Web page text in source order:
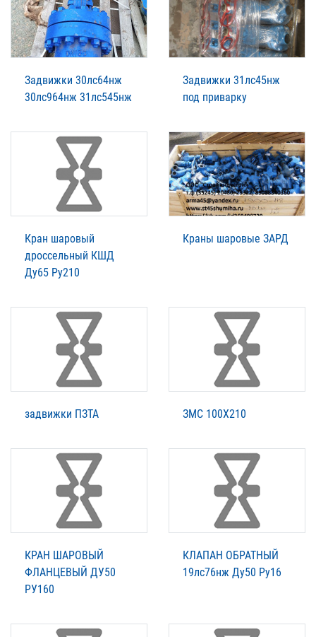
Задвижки 30лс64нж
30лс964нж 31лс545нж
Задвижки 31лс45нж
под приварку
Кран шаровый
дроссельный КШД
Ду65 Ру210
Краны шаровые ЗАРД
задвижки ПЗТА ЗМС 100Х210
КРАН ШАРОВЫЙ
ФЛАНЦЕВЫЙ ДУ50
РУ160
КЛАПАН ОБРАТНЫЙ
19лс76нж Ду50 Ру16